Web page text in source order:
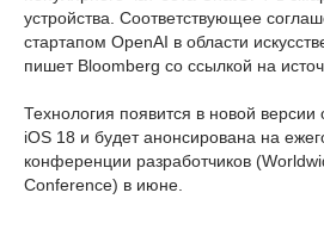
устройства. Соответствующее
стартапом OpenAI в области
пишет Bloomberg со ссылкой на
Технология появится в новой
iOS 18 и будет анонсирована на
конференции разработчиков
Conference) в июне.